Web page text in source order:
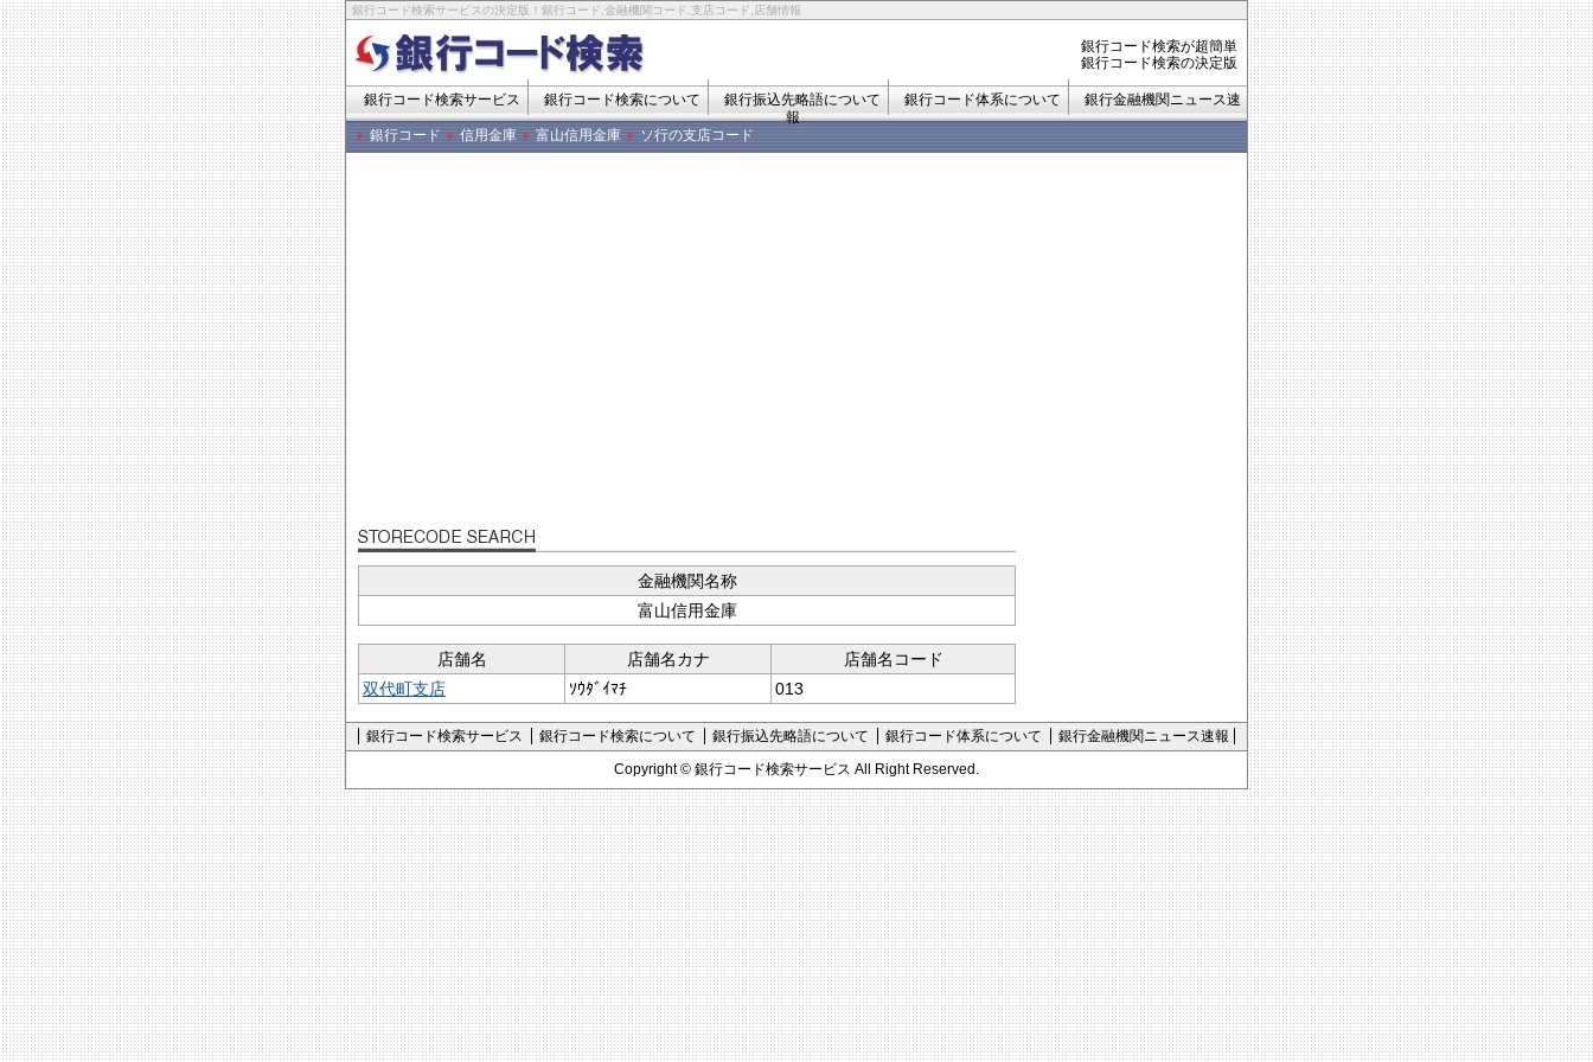
銀行コード検索サービスの決定版！銀行コード,金融機関コード,支店コード,店舗情報
銀行コード検索が超簡単
銀行コード検索の決定版
銀行コード検索サービス 銀行コード検索について 銀行振込先略語について 銀行コード体系について
銀行金融機関ニュース速
報
銀行コード
信用金庫 富山信用金庫 ソ行の支店コード
金融機関名称
富山信用金庫
店舗名 店舗名カナ
店舗名コード
双代町支店
ｿｳﾀﾞｲﾏﾁ 013
銀行コード検索サービス 銀行コード検索について 銀行振込先略語について 銀行コード体系について
銀行金融機関ニュース速報
Copyright © 銀行コード検索サービス All Right Reserved.